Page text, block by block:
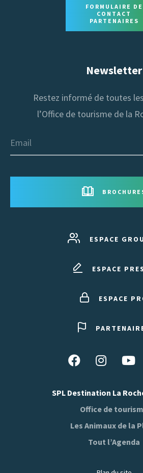
FORMULAIRE DE
CONTACT
PARTENAIRES
Newsletter
Restez informé de toutes
l’Office de tourisme de la
Email
ESPACE
ESPACE
ESPACE
Suivez-
sur
Facebook
Suivez-
sur
SPL Destination La
Office de
Les Animaux de la
Tout l’Agenda